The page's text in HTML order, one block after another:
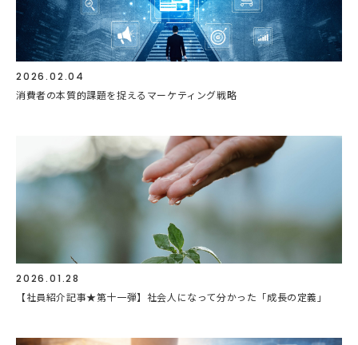
2026.02.04
消費者の本質的課題を捉えるマーケティング戦略
2026.01.28
【社員紹介記事★第十一弾】社会人になって分かった「成長の定義」